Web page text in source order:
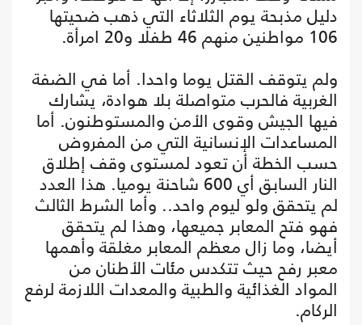
دليل مذبحة يوم الثلاثاء التي ذهب ضحيتها
106 مواطنين منهم 46 طفلا و20 امرأة.
ولم يتوقف القتل يوما واحدا. أما في الضفة
الغربية فالحرب متواصلة بلا هوادة، يشارك
فيها الجيش وقوى الأمن والمستوطنون. أما
المساعدات الإنسانية التي من المفروض
حسب الخطة أن تعود لمستوى وقف إطلاق
النار السابق أي 600 شاحنة يوميا. هذا العدد
لم يتحقق ولو ليوم واحد.. وأما الشرط الثالث
فهو فتح المعابر جميعها، وهذا لم يتحقق
أيضا، وما زال معظم المعابر مغلقة وأهمها
معبر رفح حيث تتكدس مئات الأطنان من
المواد الغذائية والطبية والمعدات اللازمة لرفع
الركام.